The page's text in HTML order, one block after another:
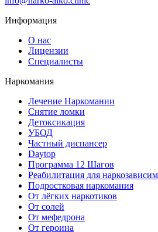
Информация
О нас
Лицензии
Специалисты
Наркомания
Лечение Наркомании
Снятие ломки
Детоксикация
УБОД
Частный диспансер
Daytop
Программа 12 Шагов
Реабилитация для
Подростковая наркомания
От лёгких наркотиков
От солей
От мефедрона
От героина